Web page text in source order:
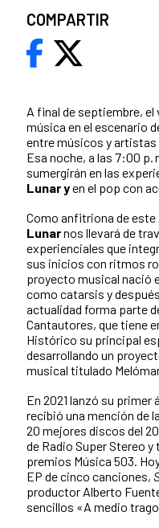
A final de septiembre, el
música en el escenario
entre músicos y artistas
Esa noche, a las 7:00
sumergirán en las
Lunar yen el pop con
Como anfitriona de
Lunarnos llevará de
experienciales que
sus inicios con ritmos
proyecto musical nació
como catarsis y
actualidad forma parte
Cantautores, que tiene
Histórico su principal
desarrollando un
musical titulado
En 2021 lanzó su primer
recibió una mención de
20 mejores discos del
de Radio Super Stereo
premios Música 503.
EP de cinco canciones,
productor Alberto
sencillos «A medio
COMPARTIR